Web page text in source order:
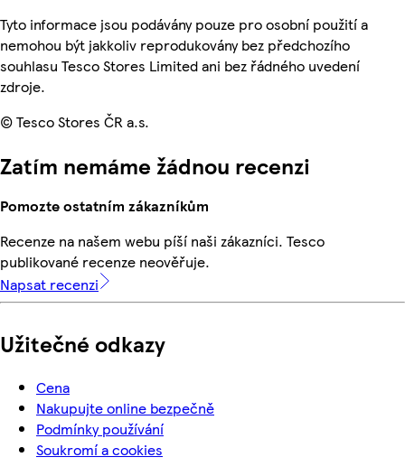
Tyto informace jsou podávány pouze pro osobní použití a
nemohou být jakkoliv reprodukovány bez předchozího
souhlasu Tesco Stores Limited ani bez řádného uvedení
zdroje.
© Tesco Stores ČR a.s.
Zatím nemáme žádnou recenzi
Pomozte ostatním zákazníkům
Recenze na našem webu píší naši zákazníci. Tesco
publikované recenze neověřuje.
Napsat recenzi
Užitečné odkazy
Cena
Nakupujte online bezpečně
Podmínky používání
Soukromí a cookies